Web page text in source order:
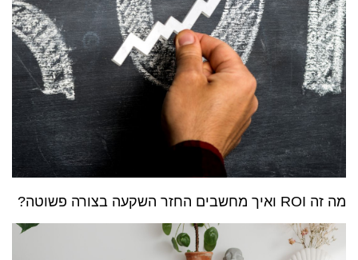
מה זה ROI ואיך מחשבים החזר השקעה בצורה פשוטה?